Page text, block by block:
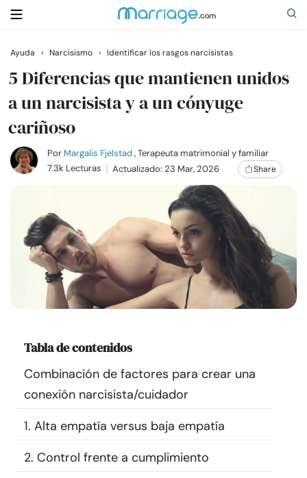
Buscar
Casarse
Relaciones
Ayuda
Cursos
Encuentra un terapeuta
Idioma ES
Ayuda › Narcisismo › Identificar los rasgos narcisistas
5 Diferencias que mantienen unidos
a un narcisista y a un cónyuge
cariñoso
Por Margalis Fjelstad, Terapeuta matrimonial y familiar
7.3k Lecturas
Actualizado: 23 Mar, 2026 Share
Tabla de contenidos
Combinación de factores para crear una
conexión narcisista/cuidador
1. Alta empatía versus baja empatía
2. Control frente a cumplimiento